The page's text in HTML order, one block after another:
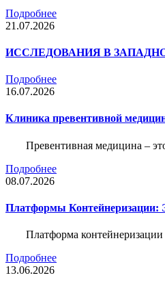
Подробнее
21.07.2026
ИССЛЕДОВАНИЯ В
Подробнее
16.07.2026
Клиника превентивной
Превентивная медицина –
Подробнее
08.07.2026
Платформы
Платформа
Подробнее
13.06.2026